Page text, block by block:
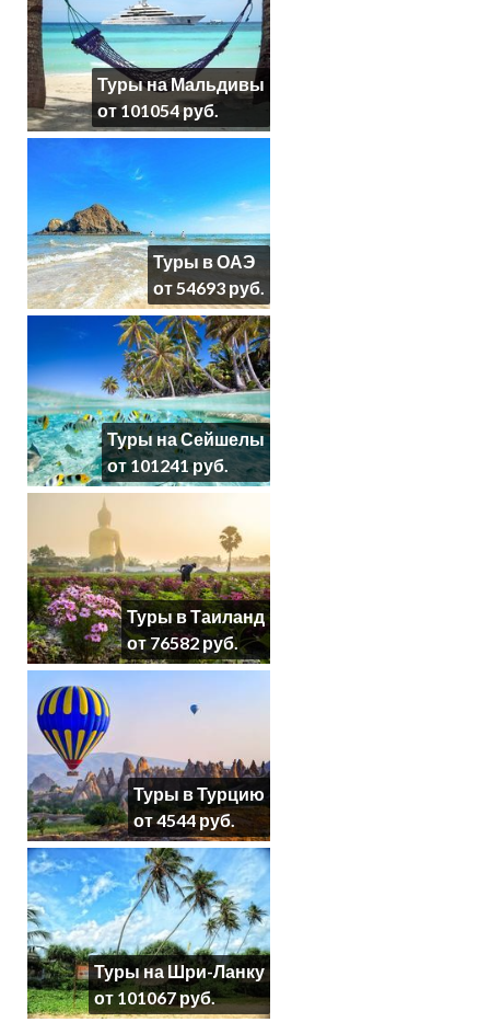
Туры на Мальдивы
от 101054 руб.
Туры в ОАЭ
от 54693 руб.
Туры на Сейшелы
от 101241 руб.
Туры в Таиланд
от 76582 руб.
Туры в Турцию
от 4544 руб.
Туры на Шри-Ланку
от 101067 руб.